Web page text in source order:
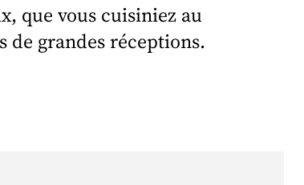
que vous cuisiniez au
de grandes réceptions.